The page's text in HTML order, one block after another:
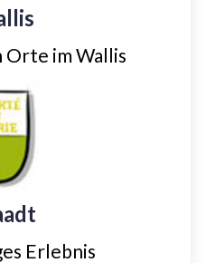
Orte im Wallis
Erlebnis